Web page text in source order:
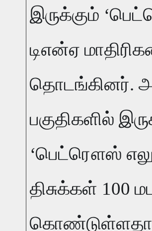
இருக்கும்
டிஎன்ஏ
தொடங்கினர்.
பகுதிகளில்
‘பெட்ரௌஸ்
திசுக்கள் 100